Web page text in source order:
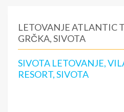
LETOVANJE ATLANTIC
GRČKA, SIVOTA
SIVOTA LETOVANJE,
RESORT, SIVOTA